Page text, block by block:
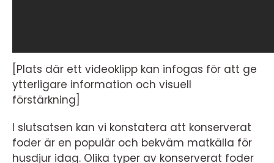
[Plats där ett videoklipp kan infogas för att ge
ytterligare information och visuell
förstärkning]
I slutsatsen kan vi konstatera att konserverat
foder är en populär och bekväm matkälla för
husdjur idag. Olika typer av konserverat foder